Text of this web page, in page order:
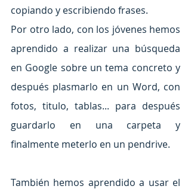
copiando y escribiendo frases.
Por otro lado, con los jóvenes hemos
aprendido a realizar una búsqueda
en Google sobre un tema concreto y
después plasmarlo en un Word, con
fotos, titulo, tablas... para después
guardarlo en una carpeta y
finalmente meterlo en un pendrive.
También hemos aprendido a usar el